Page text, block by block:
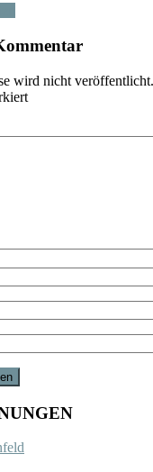
wird nicht veröffentlicht.